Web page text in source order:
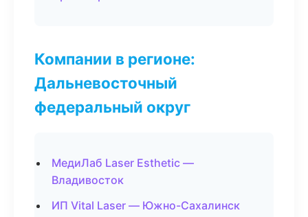
Компании в регионе:
Дальневосточный
федеральный округ
МедиЛаб Laser Esthetic —
Владивосток
ИП Vital Laser — Южно-Сахалинск